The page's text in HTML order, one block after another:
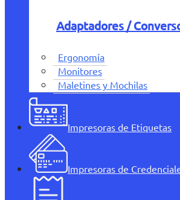
Adaptadores /
Ergonomía
Monitores
Maletines y Mochilas
Impresoras de Etiquetas
Impresoras de